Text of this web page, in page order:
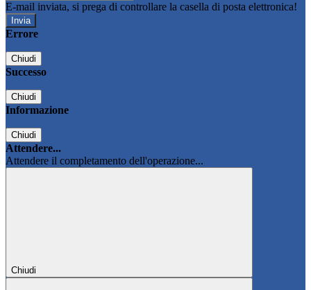
E-mail inviata, si prega di controllare la casella di posta elettronica!
Errore
Chiudi
Successo
Chiudi
Informazione
Chiudi
Attendere...
Attendere il completamento dell'operazione...
Chiudi